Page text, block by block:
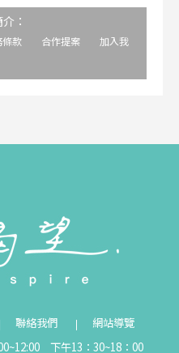
：
條款 合作提案
加入我
聯絡我們
網站導覽
下午13：30~18：00